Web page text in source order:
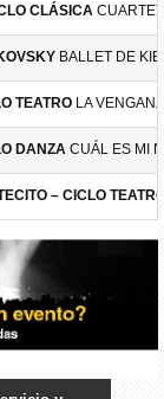
CLÁSICA
BALLET DE
TEATRO LA
DANZA CUÁL ES MI
– CICLO